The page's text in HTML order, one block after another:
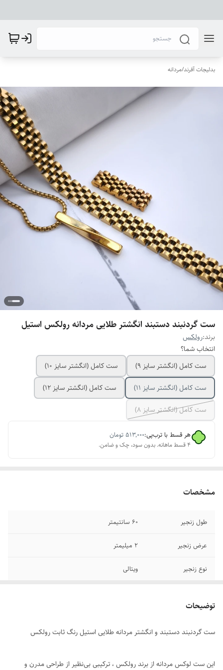
بدلیجات آفرند/مردانه
ست گردنبند دستبند انگشتر طلایی مردانه رولکس استیل
برند:رولکس
انتخاب شما؟
ست کامل (انگشتر سایز ۹)
ست کامل (انگشتر سایز ۱۰)
ست کامل (انگشتر سایز ۱۱)
ست کامل (انگشتر سایز ۱۲)
ست کامل (انگشتر سایز ٨)
هر قسط با ترب‌پی:۵۱۳٬۰۰۰ تومان
۴ قسط ماهانه. بدون سود، چک و ضامن.
مشخصات
طول زنجیر ۶۰ سانتیمتر
عرض زنجیر ۲ میلیمتر
نوع زنجیر ویتالی
سایز انگشتر دارای سایز بندی
برند رولکس
توضیحات
ست گردنبند دستبند و انگشتر مردانه طلایی استیل رنگ ثابت رولکس
این ست لوکس مردانه از برند رولکس ، ترکیبی بی‌نظیر از طراحی مدرن و